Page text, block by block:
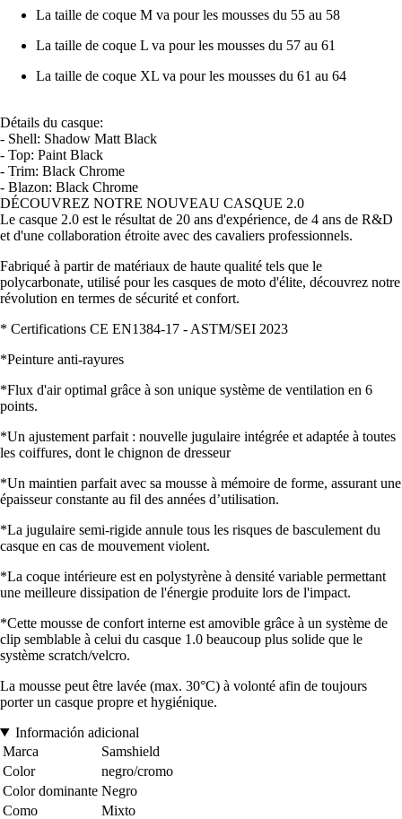
La taille de coque M va pour les mousses du 55 au 58
La taille de coque L va pour les mousses du 57 au 61
La taille de coque XL va pour les mousses du 61 au 64
Détails du casque:
- Shell: Shadow Matt Black
- Top: Paint Black
- Trim: Black Chrome
- Blazon: Black Chrome
DÉCOUVREZ NOTRE NOUVEAU CASQUE 2.0
Le casque 2.0 est le résultat de 20 ans d'expérience, de 4 ans de R&D
et d'une collaboration étroite avec des cavaliers professionnels.
Fabriqué à partir de matériaux de haute qualité tels que le
polycarbonate, utilisé pour les casques de moto d'élite, découvrez notre
révolution en termes de sécurité et confort.
* Certifications CE EN1384-17 - ASTM/SEI 2023
*Peinture anti-rayures
*Flux d'air optimal grâce à son unique système de ventilation en 6
points.
*Un ajustement parfait : nouvelle jugulaire intégrée et adaptée à toutes
les coiffures, dont le chignon de dresseur
*Un maintien parfait avec sa mousse à mémoire de forme, assurant une
épaisseur constante au fil des années d’utilisation.
*La jugulaire semi-rigide annule tous les risques de basculement du
casque en cas de mouvement violent.
*La coque intérieure est en polystyrène à densité variable permettant
une meilleure dissipation de l'énergie produite lors de l'impact.
*Cette mousse de confort interne est amovible grâce à un système de
clip semblable à celui du casque 1.0 beaucoup plus solide que le
système scratch/velcro.
La mousse peut être lavée (max. 30°C) à volonté afin de toujours
porter un casque propre et hygiénique.
Información adicional
Marca
Samshield
Color
negro/cromo
Color dominante Negro
Como
Mixto